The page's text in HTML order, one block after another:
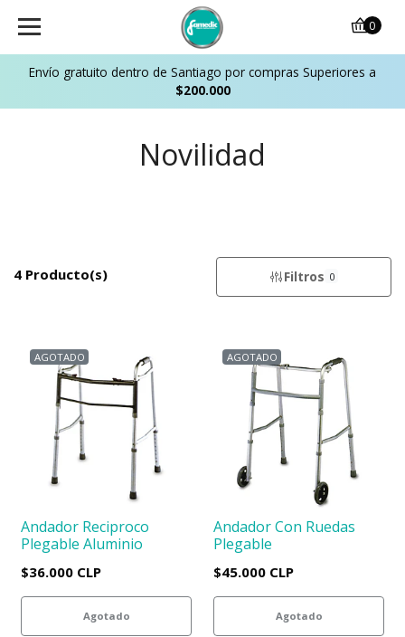
Envío gratuito dentro de Santiago por compras Superiores a
$200.000
0
Novilidad
4 Producto(s) Filtros 0
AGOTADO
Andador Reciproco
Plegable Aluminio
$36.000 CLP
Agotado
AGOTADO
Andador Con Ruedas
Plegable
$45.000 CLP
Agotado